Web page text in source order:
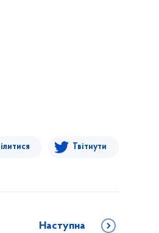
Твітнути
Наступна